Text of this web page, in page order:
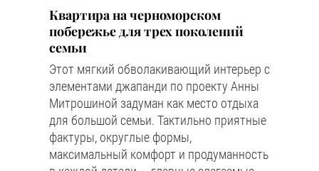
Квартира на черноморском
побережье для трех поколений
семьи
Этот мягкий обволакивающий интерьер с
элементами джапанди по проекту Анны
Митрошиной задуман как место отдыха
для большой семьи. Тактильно приятные
фактуры, округлые формы,
максимальный комфорт и продуманность